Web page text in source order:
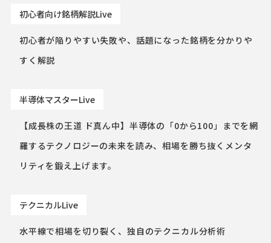
初心者向け銘柄解説Live
初心者が陥りやすい失敗や、話題になった銘柄を分かりや
すく解説
半導体マスターLive
【成長株の王道 ド真ん中】半導体の「0から100」までを網
羅するテクノロジーの未来を読み、相場を勝ち抜くメンタ
リティを鍛え上げます。
テクニカルLive
水平線で相場を切り裂く、独自のテクニカル分析術